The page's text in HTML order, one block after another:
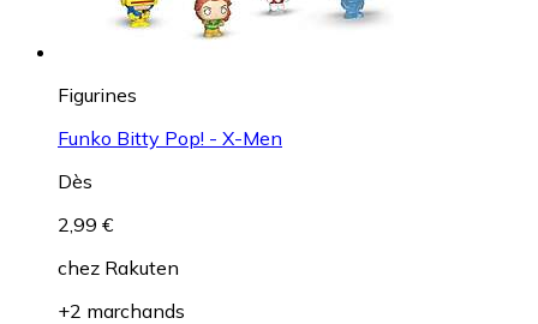
Figurines
Funko Bitty Pop! - X-Men
Dès
2,99 €
chez Rakuten
+2 marchands